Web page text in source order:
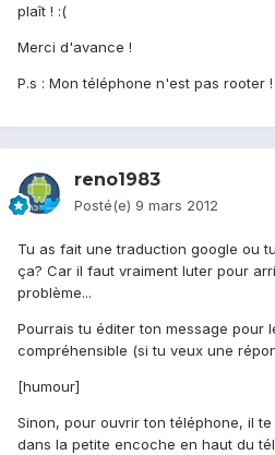
plaît ! :(
Merci d'avance !
P.s : Mon téléphone n'est pas rooter !
reno1983
Posté(e) 9 mars 2012
Tu as fait une traduction google ou
ça? Car il faut vraiment luter pour
problème...
Pourrais tu éditer ton message pour
compréhensible (si tu veux une
[humour]
Sinon, pour ouvrir ton téléphone, il
dans la petite encoche en haut du